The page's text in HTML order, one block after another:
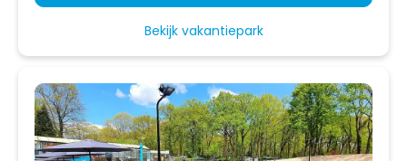
Bekijk vakantiepark